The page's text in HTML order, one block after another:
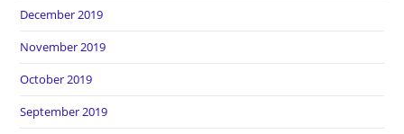
December 2019
November 2019
October 2019
September 2019